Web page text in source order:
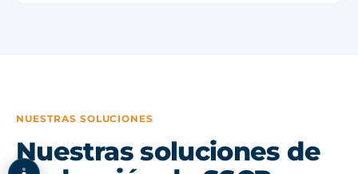
NUESTRAS SOLUCIONES
Nuestras soluciones de